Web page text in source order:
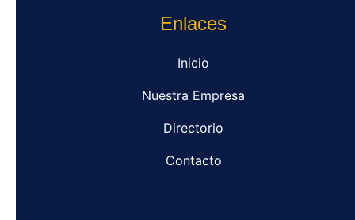
Enlaces
Inicio
Nuestra Empresa
Directorio
Contacto